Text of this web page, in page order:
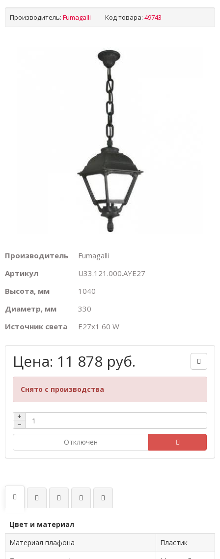
Производитель: Fumagalli Код товара: 49743
Производитель
Fumagalli
Артикул
U33.121.000.AYE27
Высота, мм
1040
Диаметр, мм
330
Источник света
Е27х1 60 W
Цена: 11 878 руб.
Снято с производства
+
−
Отключен
Цвет и материал
Материал плафона
Пластик